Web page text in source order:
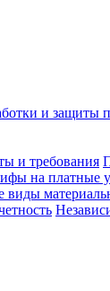
и защиты
и требования
на платные